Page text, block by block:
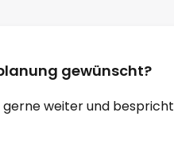
gewünscht?
weiter und bespricht